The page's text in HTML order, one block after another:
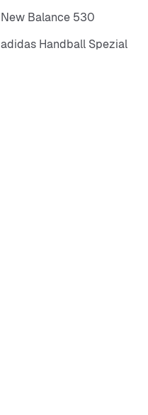
New Balance 530
adidas Handball Spezial